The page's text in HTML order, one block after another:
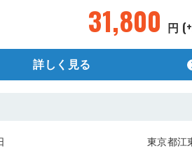
31,800 円
詳しく見る
東京都江